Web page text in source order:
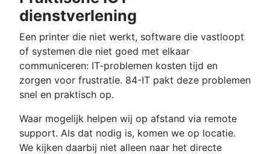
dienstverlening
Een printer die niet werkt, software die vastloopt
of systemen die niet goed met elkaar
communiceren: IT-problemen kosten tijd en
zorgen voor frustratie. 84-IT pakt deze problemen
snel en praktisch op.
Waar mogelijk helpen wij op afstand via remote
support. Als dat nodig is, komen we op locatie.
We kijken daarbij niet alleen naar het directe